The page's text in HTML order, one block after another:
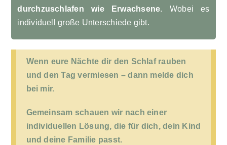
durchzuschlafen wie Erwachsene. Wobei es
individuell große Unterschiede gibt.
Wenn eure Nächte dir den Schlaf rauben
und den Tag vermiesen – dann melde dich
bei mir.
Gemeinsam schauen wir nach einer
individuellen Lösung, die für dich, dein Kind
und deine Familie passt.